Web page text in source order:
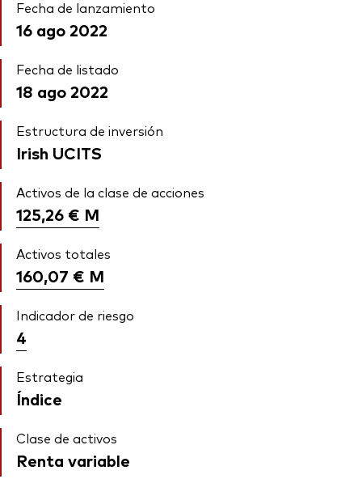
Fecha de lanzamiento
16 ago 2022
Fecha de listado
18 ago 2022
Estructura de inversión
Irish UCITS
Activos de la clase de acciones
125,26 € M
Activos totales
160,07 € M
Indicador de riesgo
4
Estrategia
Índice
Clase de activos
Renta variable